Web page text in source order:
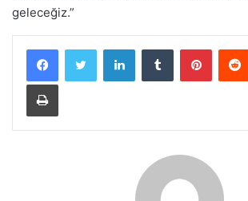
geleceğiz.”
LinkedInTumblr
Yazdır